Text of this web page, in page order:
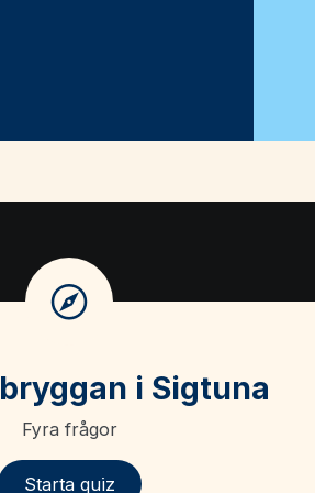
i Sigtuna
Fyra frågor
Starta quiz